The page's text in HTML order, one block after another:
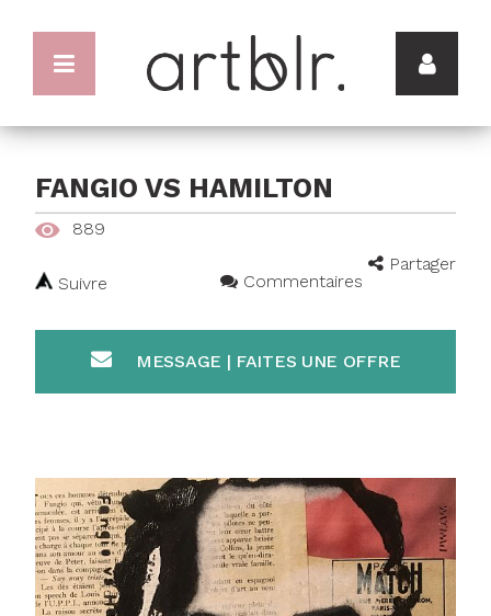
FANGIO VS HAMILTON
889
Partager
Suivre
Commentaires
MESSAGE | FAITES UNE OFFRE